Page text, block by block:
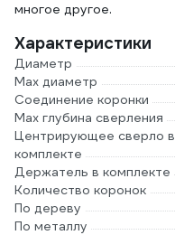
многое другое.
Характеристики
Диаметр
Max диаметр
Соединение коронки
Max глубина сверления
Центрирующее сверло в
комплекте
Держатель в комплекте
Количество коронок
По дереву
По металлу